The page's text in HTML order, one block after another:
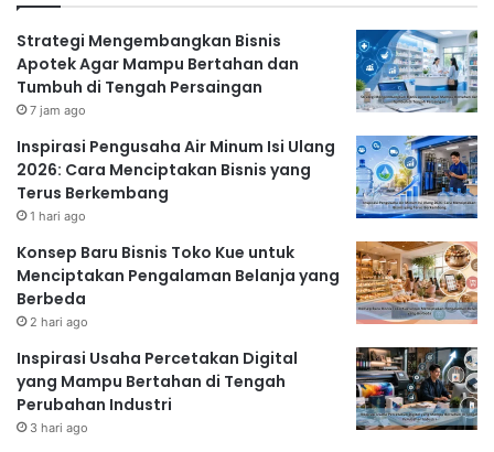
Strategi Mengembangkan Bisnis
Apotek Agar Mampu Bertahan dan
Tumbuh di Tengah Persaingan
7 jam ago
Inspirasi Pengusaha Air Minum Isi Ulang
2026: Cara Menciptakan Bisnis yang
Terus Berkembang
1 hari ago
Konsep Baru Bisnis Toko Kue untuk
Menciptakan Pengalaman Belanja yang
Berbeda
2 hari ago
Inspirasi Usaha Percetakan Digital
yang Mampu Bertahan di Tengah
Perubahan Industri
3 hari ago